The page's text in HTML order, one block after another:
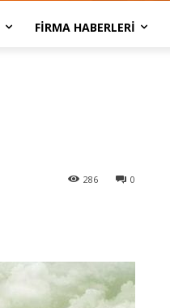
FIRMA HABERLERI
0
286